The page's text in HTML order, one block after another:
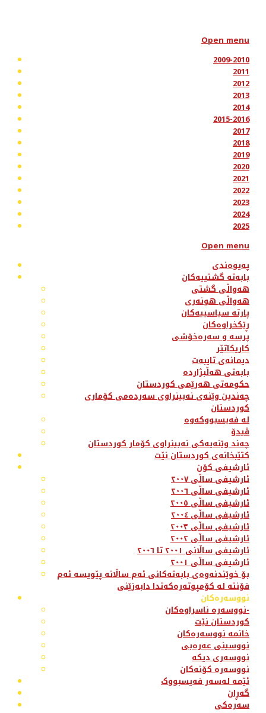
Open menu
2009-2010
2011
2012
2013
2014
2015-2016
2017
2018
2019
2020
2021
2022
2023
2024
2025
Open menu
پەیوەندی
بابەتە گشتییەکان
هەواڵی گشتی
هەواڵی هونەری
پارتە سیاسییەکان
ڕێکخراوەکان
پرسە و سەرەخۆشی
کاریکاتێر
دیمانەی تایبەت
بابەتی هەڵبژاردە
حکومەتی هەرێمی کوردستان
چەندین وێنەی نەبینراوی سەردەمی کۆماری
کوردستان
لە فەیسبووکەوە
ڤیدۆ
چەند وێنەیەکی نەبینراوی کۆمار کوردستان
کتێبخانەی کوردستان نێت
ئارشیفی کۆن
ئارشیفی ساڵی ٢٠٠٧
ئارشیفی ساڵی ٢٠٠٦
ئارشیفی ساڵی ٢٠٠٥
ئارشیفی ساڵی ٢٠٠٤
ئارشیفی ساڵی ٢٠٠٣
ئارشیفی ساڵی ٢٠٠٢
ئارشیفی ساڵانی ٢٠٠١ تا ٢٠٠٦
ئارشیفی ساڵی ٢٠٠١
بۆ خوێندنەوەی بابەتەکانی ئەم ساڵانە پێویسە ئەم
فۆنتە لە کۆمپوتەرەکەتدا دابەزێنی
نووسەرەکان
نووسەرە ناسراوەکان-
کوردستان نێت
خانمە نووسەرەکان
نووسینی عەرەبی
نووسەری دیکە
نووسەرە کۆنەکان
ئێمە لەسەر فەیسبووک
گەڕان
سەرەکی